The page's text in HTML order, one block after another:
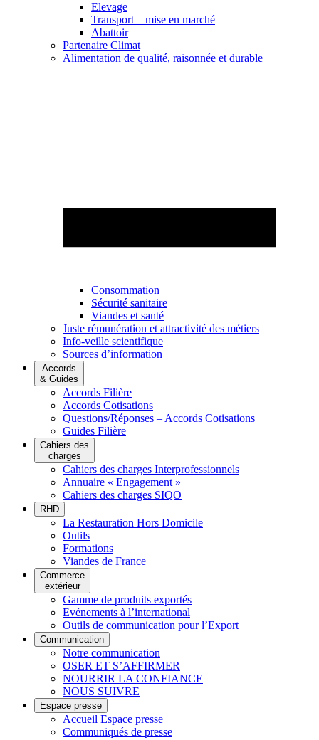
Elevage
Transport – mise en marché
Abattoir
Partenaire Climat
Alimentation de qualité, raisonnée et durable
Consommation
Sécurité sanitaire
Viandes et santé
Juste rémunération et attractivité des métiers
Info-veille scientifique
Sources d’information
Accords
& Guides
Accords Filière
Accords Cotisations
Questions/Réponses – Accords Cotisations
Guides Filière
Cahiers des
charges
Cahiers des charges Interprofessionnels
Annuaire « Engagement »
Cahiers des charges SIQO
RHD
La Restauration Hors Domicile
Outils
Formations
Viandes de France
Commerce
extérieur
Gamme de produits exportés
Evénements à l’international
Outils de communication pour l’Export
Communication
Notre communication
OSER ET S’AFFIRMER
NOURRIR LA CONFIANCE
NOUS SUIVRE
Espace presse
Accueil Espace presse
Communiqués de presse